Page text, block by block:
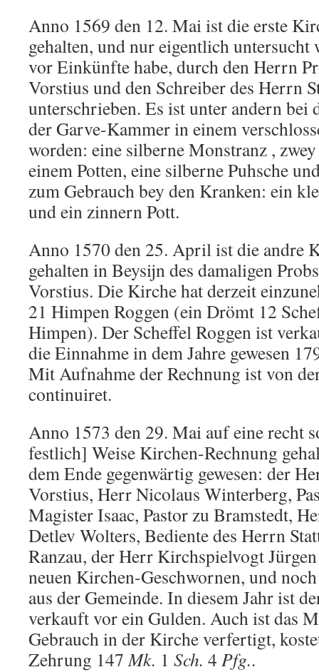
Anno 1569 den 12. Mai ist die erste
gehalten, und nur eigentlich untersucht
vor Einkünfte habe, durch den Herrn
Vorstius und den Schreiber des Herrn
unterschrieben. Es ist unter andern bei
der Garve-Kammer in einem
worden: eine silberne Monstranz ,
einem Potten, eine silberne Puhsche
zum Gebrauch bey den Kranken: ein
und ein zinnern Pott.
Anno 1570 den 25. April ist die andre
gehalten in Beysijn des damaligen
Vorstius. Die Kirche hat derzeit
21 Himpen Roggen (ein Drömt 12
Himpen). Der Scheffel Roggen ist
die Einnahme in dem Jahre gewesen
Mit Aufnahme der Rechnung ist von
continuiret.
Anno 1573 den 29. Mai auf eine recht
festlich] Weise Kirchen-Rechnung
dem Ende gegenwärtig gewesen: der
Vorstius, Herr Nicolaus Winterberg,
Magister Isaac, Pastor zu Bramstedt,
Detlev Wolters, Bediente des Herrn
Ranzau, der Herr Kirchspielvogt
neuen Kirchen-Geschwornen, und
aus der Gemeinde. In diesem Jahr ist
verkauft vor ein Gulden. Auch ist das
Gebrauch in der Kirche verfertigt,
Zehrung 147Mk. 1 Sch. 4 Pfg..